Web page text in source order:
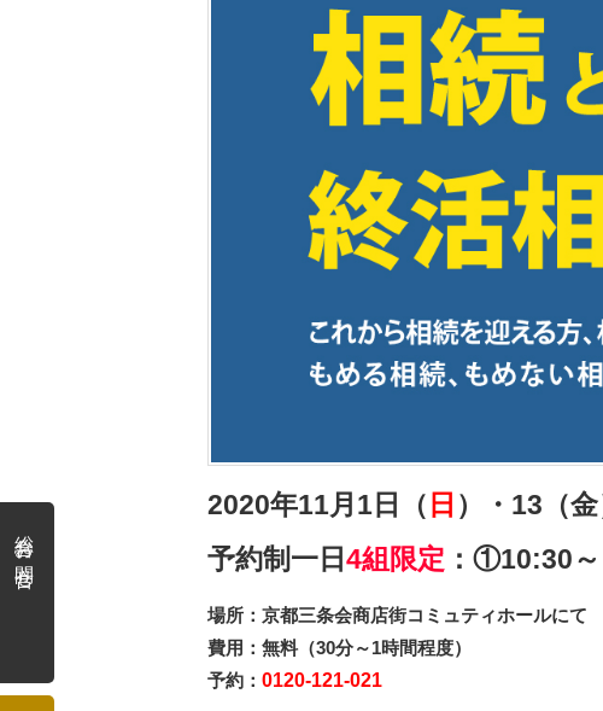
2020年11月1日（ 日 ）・13（金
予約制一日 4組限定 ：①10:30
場所：京都三条会商店街コミュティホールにて
費用：無料（30分～1時間程度）
予約： 0120-121-021
総合お問合せ